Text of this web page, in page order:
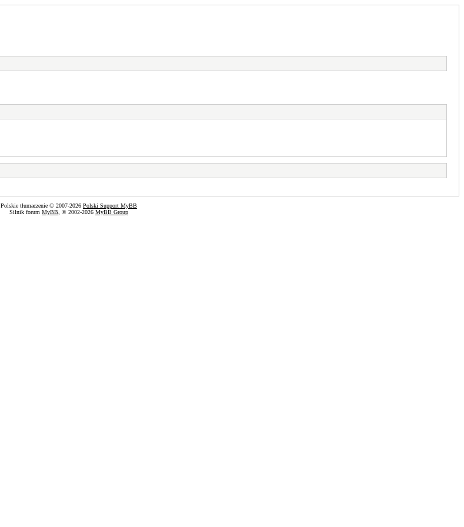
Polskie tłumaczenie © 2007-2026 Polski Support MyBB
Silnik forum MyBB , © 2002-2026 MyBB Group